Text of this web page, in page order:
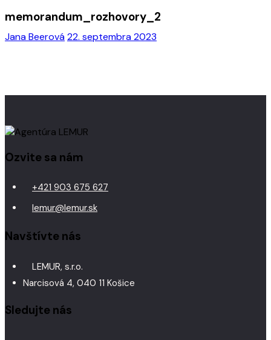
Jana Beerová22. septembra 2023
memorandum_rozhovory_2
Ozvite sa nám
+421 903 675 627
lemur@lemur.sk
Navštívte nás
LEMUR, s.r.o.
Narcisová 4, 040 11 Košice
Sledujte nás